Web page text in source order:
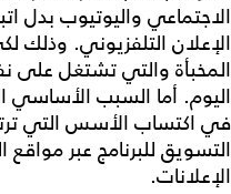
الاجتماعي واليوتيوب بدل
الإعلان التلفزيوني. وذلك
المخبأة والتي تشتغل على
اليوم. أما السبب الأساسي
في اكتساب الأسس التي
التسويق للبرنامج عبر
الإعلانات.